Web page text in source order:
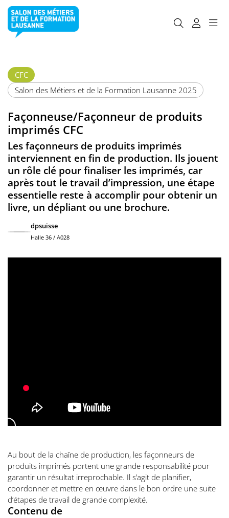
CFC
Salon des Métiers et de la Formation Lausanne 2025
Façonneuse/Façonneur de produits
imprimés CFC
Les façonneurs de produits imprimés
interviennent en fin de production. Ils jouent
un rôle clé pour finaliser les imprimés, car
après tout le travail d’impression, une étape
essentielle reste à accomplir pour obtenir un
livre, un dépliant ou une brochure.
dpsuisse
Halle 36 / A028
Au bout de la chaîne de production, les façonneurs de
produits imprimés portent une grande responsabilité pour
garantir un résultat irreprochable. Il s’agit de planifier,
coordonner et mettre en œuvre dans le bon ordre une suite
d’étapes de travail de grande complexité.
Contenu de